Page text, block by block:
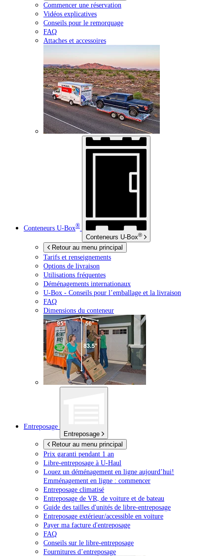
Commencer une réservation
Vidéos explicatives
Conseils pour le remorquage
FAQ
Attaches et accessoires
Conteneurs U-Box®
Conteneurs U-Box®
Retour au menu principal
Tarifs et renseignements
Options de livraison
Utilisations fréquentes
Déménagements internationaux
U-Box - Conseils pour l’emballage et la livraison
FAQ
Dimensions du conteneur
Entreposage
Entreposage
Retour au menu principal
Prix garanti pendant 1 an
Libre-entreposage à U-Haul
Louez un déménagement en ligne aujourd’hui!
Emménagement en ligne : commencer
Entreposage climatisé
Entreposage de VR, de voiture et de bateau
Guide des tailles d'unités de libre-entreposage
Entreposage extérieur/accessible en voiture
Payer ma facture d'entreposage
FAQ
Conseils sur le libre-entreposage
Fournitures d’entreposage